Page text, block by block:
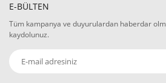
E-BÜLTEN
Tüm kampanya ve duyurulardan haberdar
kaydolunuz.